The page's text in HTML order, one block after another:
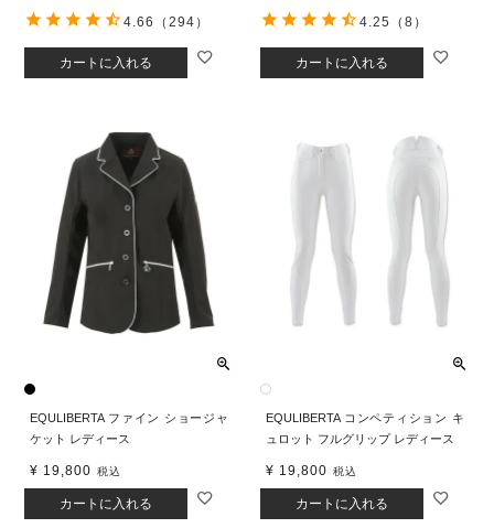
カートに入れる
4.66 （294）
カートに入れる
4.25 （8）
EQULIBERTA ファイン ショージャ
ケット レディース
¥ 19,800 税込
カートに入れる
EQULIBERTA コンペティション キ
ュロット フルグリップ レディース
¥ 19,800 税込
カートに入れる